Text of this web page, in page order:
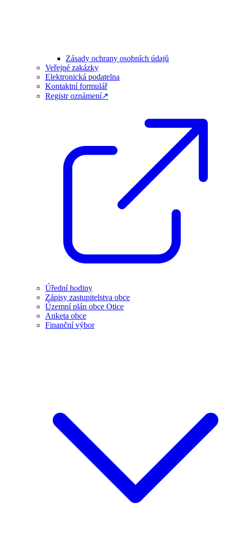
Zásady ochrany osobních údajů
Veřejné zakázky
Elektronická podatelna
Kontaktní formulář
Registr oznámení↗
Úřední hodiny
Zápisy zastupitelstva obce
Územní plán obce Otice
Anketa obce
Finanční výbor